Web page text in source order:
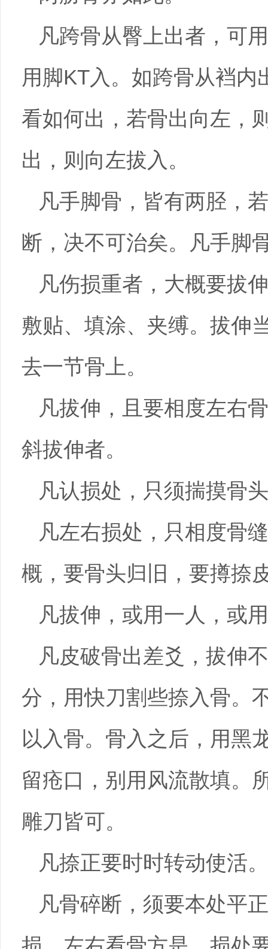
凡跨骨从臀上出者，可
用脚KT入。如跨骨从裆
看如何出，若骨出向左，
出，则向左拔入。
凡手脚骨，皆有两胫，
断，决不可治矣。凡手脚
凡伤损重者，大概要拔
敷贴、填涂、夹缚。拔伸
去一节骨上。
凡拔伸，且要相度左右
斜拔伸者。
凡认损处，只须揣摸骨
凡左右损处，只相度骨
概，要骨头归旧，要撙捺
凡拔伸，或用一人，或
凡皮破骨出差爻，拔伸
分，用快刀割些捺入骨。
以入骨。骨入之后，用黑
留疮口，别用风流散填。
雕刀皆可。
凡捺正要时时转动使活。
凡骨碎断，须要本处平